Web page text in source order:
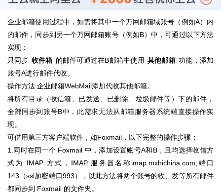
企业邮箱使用过程中，如需将其中一个万网邮箱域账号（例如A）内
的邮件，同步到另一个万网邮箱账号（例如B）中，可通过以下方法
实现：
只同步 收件箱 的邮件可通过在B邮箱中使用 其他邮箱 功能，添加
账号A进行邮件代收。
操作方法:企业邮箱WebMail添加代收其他邮箱。
将所有目录（收信箱、已发送、已删除、垃圾邮件等）下的邮件，
全部同步到账号B中，此需求无法从邮箱服务器系统端直接操作实
现。
可借用第三方客户端软件，如Foxmail，以下完整的操作步骤：
1.同时在同一个 Foxmail 中，添加设置账号A和B，且均选择收信方
式为 IMAP 方式，IMAP 服务器名称imap.mxhichina.com,端口
143（ssl加密端口993），以此方法将两个账号的收、发等所有邮件
都同步到 Foxmail 的文件夹。